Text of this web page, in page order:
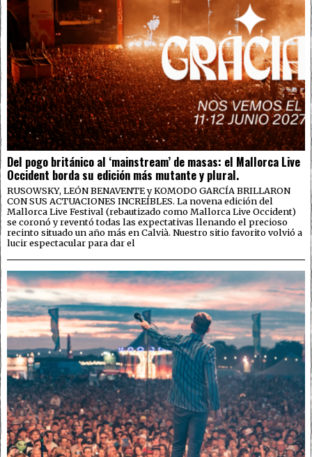
Del pogo británico al ‘mainstream’ de masas: el Mallorca Live
Occident borda su edición más mutante y plural.
RUSOWSKY, LEÓN BENAVENTE y KOMODO GARCÍA BRILLARON
CON SUS ACTUACIONES INCREÍBLES. La novena edición del
Mallorca Live Festival (rebautizado como Mallorca Live Occident)
se coronó y reventó todas las expectativas llenando el precioso
recinto situado un año más en Calvià. Nuestro sitio favorito volvió a
lucir espectacular para dar el